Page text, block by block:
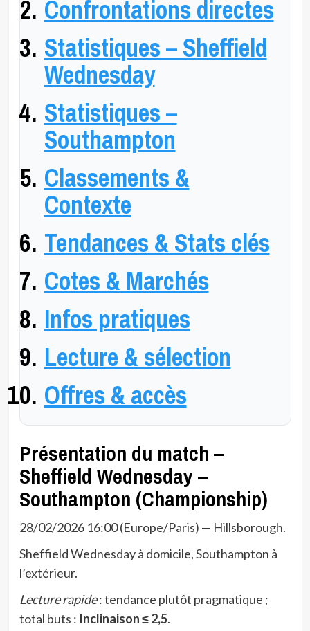
Confrontations directes
Statistiques – Sheffield
Wednesday
Statistiques –
Southampton
Classements &
Contexte
Tendances & Stats clés
Cotes & Marchés
Infos pratiques
Lecture & sélection
Offres & accès
Présentation du match –
Sheffield Wednesday –
Southampton (Championship)
28/02/2026 16:00 (Europe/Paris) — Hillsborough.
Sheffield Wednesday à domicile, Southampton à
l’extérieur.
Lecture rapide: tendance plutôt pragmatique ;
total buts : Inclinaison ≤ 2,5.